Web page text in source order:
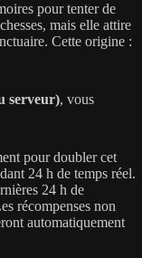
pour tenter de
mais elle attire
Cette origine :
serveur), vous
pour doubler cet
24 h de temps réel.
24 h de
récompenses non
automatiquement